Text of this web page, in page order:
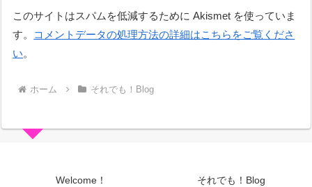
このサイトはスパムを低減するために Akismet を使っていま
す。
コメントデータの処理方法の詳細はこちらをご覧くださ
い。
ホーム それでも！Blog
Welcome！
それでも！Blog